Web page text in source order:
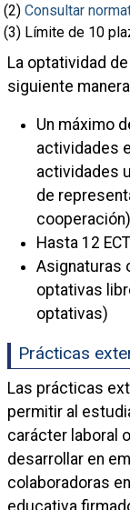
(2) Consultar
(3) Límite de 10
La optatividad
siguiente
Un máximo
actividades
actividades
de
cooperación)
Hasta 12
Asignaturas
optativas
optativas)
Prácticas
Las prácticas
permitir al
carácter laboral
desarrollar en
colaboradoras